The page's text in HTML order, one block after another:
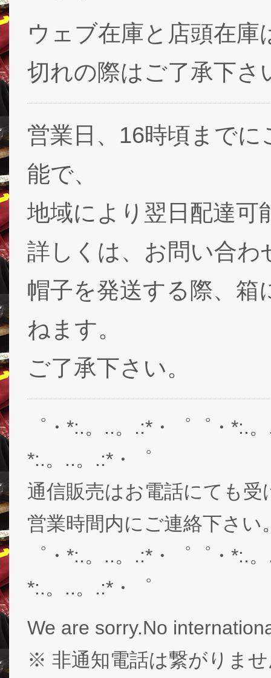
ウェブ在庫と店頭在
切れの際はご了承下さ
営業日、16時頃まで
能で、
地域により翌日配達可
詳しくは、お問い合わ
帽子を発送する際、箱
ねます。
ご了承下さい。
゜・*:.。..。.:*・゜゜・*:.
*:.。..。.:*・゜
通信販売はお電話にても
営業時間内にご連絡下さい
゜・*:.。..。.:*・゜゜・*:.
*:.。..。.:*・゜
We are sorry.No
※ 非通知電話は繋がりま